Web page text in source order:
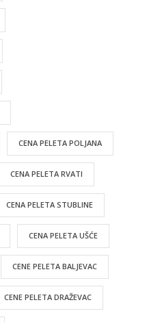
CENA PELETA POLJANA
CENA PELETA RVATI
CENA PELETA STUBLINE
CENA PELETA UŠĆE
CENE PELETA BALJEVAC
CENE PELETA DRAŽEVAC